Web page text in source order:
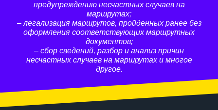
предупреждению не­счастных случаев на
маршрутах;
– легализация маршрутов, пройденных ранее без
оформления соответствующих маршрутных
документов;
– сбор сведений, разбор и анализ причин
несчастных случаев на маршрутах и многое
другое.